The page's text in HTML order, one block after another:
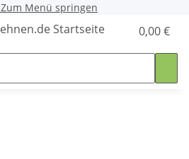
Zum Menü springen
0,00 €